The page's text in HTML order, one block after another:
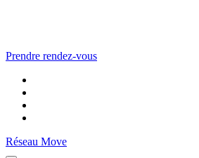
Prendre rendez-vous
Réseau Move